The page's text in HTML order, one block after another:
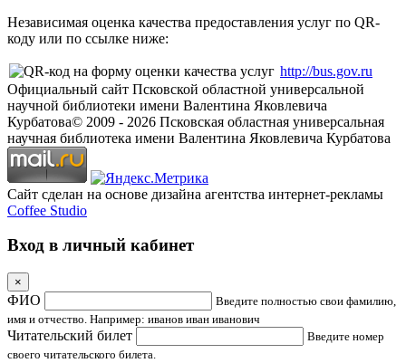
Независимая оценка качества предоставления услуг по QR-
коду или по ссылке ниже:
http://bus.gov.ru
Официальный сайт Псковской областной универсальной
научной библиотеки имени Валентина Яковлевича
Курбатова© 2009 - 2026 Псковская областная универсальная
научная библиотека имени Валентина Яковлевича Курбатова
Сайт сделан на основе дизайна агентства интернет-рекламы
Coffee Studio
Вход в личный кабинет
×
ФИО
Введите полностью свои фамилию,
имя и отчество. Например: иванов иван иванович
Читательский билет
Введите номер
своего читательского билета.